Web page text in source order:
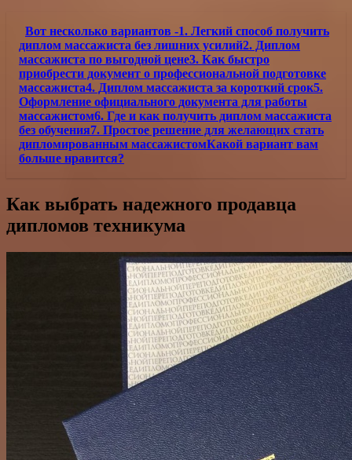
Вот несколько вариантов -1. Легкий способ получить
диплом массажиста без лишних усилий2. Диплом
массажиста по выгодной цене3. Как быстро
приобрести документ о профессиональной подготовке
массажиста4. Диплом массажиста за короткий срок5.
Оформление официального документа для работы
массажистом6. Где и как получить диплом массажиста
без обучения7. Простое решение для желающих стать
дипломированным массажистомКакой вариант вам
больше нравится?
Как выбрать надежного продавца
дипломов техникума